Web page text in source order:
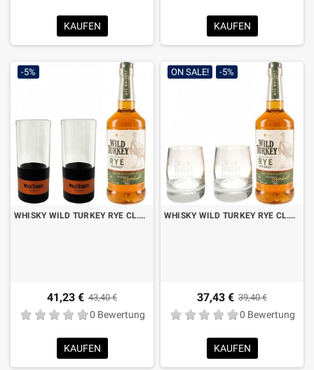
KAUFEN KAUFEN
-5%
WHISKY WILD TURKEY RYE CL.70 MIT 2 HOHEN GLÄSERN
41,23 € 43,40 €
0 Bewertung
KAUFEN
ON SALE! -5%
WHISKY WILD TURKEY RYE CL.70 MIT 2 NIEDRIGEN GLÄSERN
37,43 € 39,40 €
0 Bewertung
KAUFEN